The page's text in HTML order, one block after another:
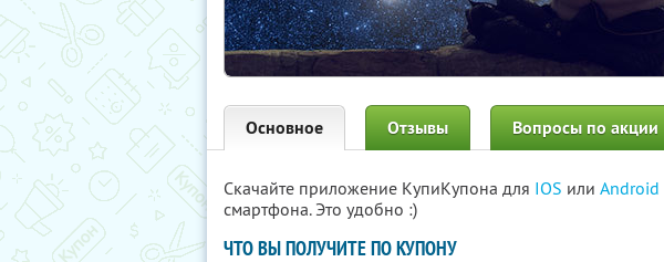
Основное Отзывы Вопросы по акции
Скачайте приложение КупиКупона для IOS или Android
смартфона. Это удобно :)
ЧТО ВЫ ПОЛУЧИТЕ ПО КУПОНУ